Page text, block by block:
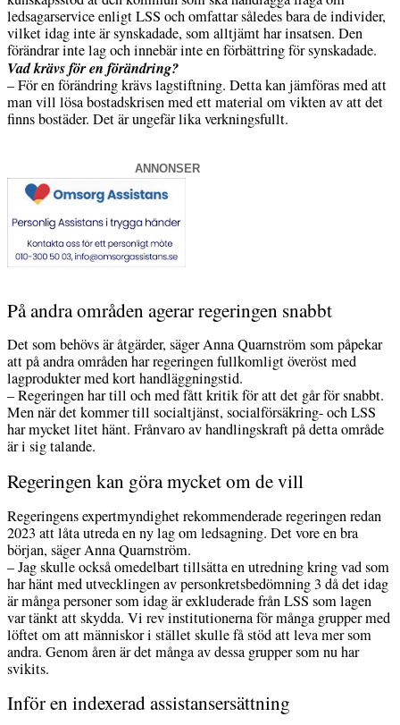
ledsagarservice enligt LSS och omfattar således bara de individer,
vilket idag inte är synskadade, som alltjämt har insatsen. Den
förändrar inte lag och innebär inte en förbättring för synskadade.
Vad krävs för en förändring?
– För en förändring krävs lagstiftning. Detta kan jämföras med att
man vill lösa bostadskrisen med ett material om vikten av att det
finns bostäder. Det är ungefär lika verkningsfullt.
ANNONSER
På andra områden agerar regeringen snabbt
Det som behövs är åtgärder, säger Anna Quarnström som påpekar
att på andra områden har regeringen fullkomligt överöst med
lagprodukter med kort handläggningstid.
– Regeringen har till och med fått kritik för att det går för snabbt.
Men när det kommer till socialtjänst, socialförsäkring- och LSS
har mycket litet hänt. Frånvaro av handlingskraft på detta område
är i sig talande.
Regeringen kan göra mycket om de vill
Regeringens expertmyndighet rekommenderade regeringen redan
2023 att låta utreda en ny lag om ledsagning. Det vore en bra
början, säger Anna Quarnström.
– Jag skulle också omedelbart tillsätta en utredning kring vad som
har hänt med utvecklingen av personkretsbedömning 3 då det idag
är många personer som idag är exkluderade från LSS som lagen
var tänkt att skydda. Vi rev institutionerna för många grupper med
löftet om att människor i stället skulle få stöd att leva mer som
andra. Genom åren är det många av dessa grupper som nu har
svikits.
Inför en indexerad assistansersättning